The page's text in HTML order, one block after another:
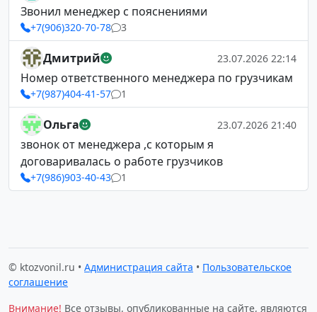
Звонил менеджер с пояснениями
+7(906)320-70-78 3
Дмитрий 23.07.2026 22:14
Номер ответственного менеджера по грузчикам
+7(987)404-41-57 1
Ольга 23.07.2026 21:40
звонок от менеджера ,с которым я
договаривалась о работе грузчиков
+7(986)903-40-43 1
© ktozvonil.ru • Администрация сайта • Пользовательское
соглашение
Внимание! Все отзывы, опубликованные на сайте, являются